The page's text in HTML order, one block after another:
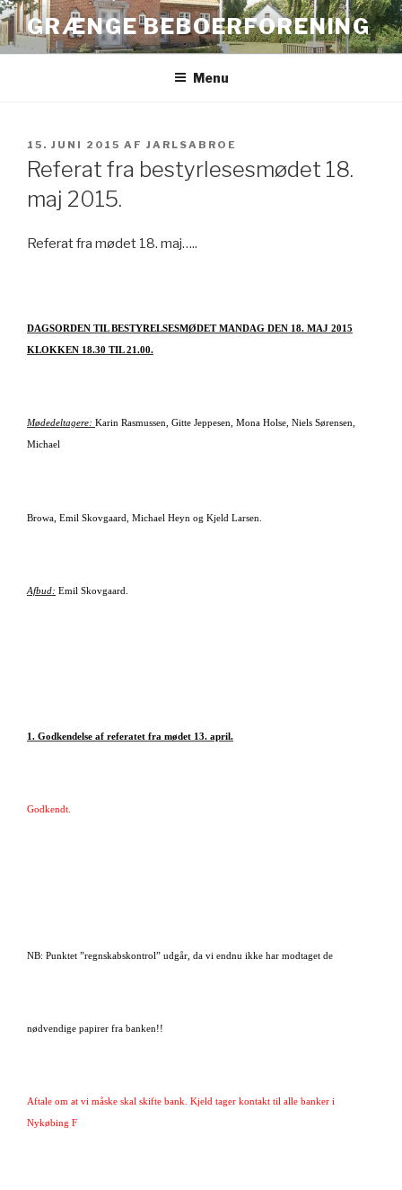
Videre
til
indhold
GRÆNGE BEBOERFORENING
Menu
UDGIVET
DEN
15. JUNI 2015 AF JARLSABROE
Referat fra bestyrlesesmødet 18.
maj 2015.
Referat fra mødet 18. maj…..
DAGSORDEN TIL BESTYRELSESMØDET MANDAG DEN 18. MAJ 2015
KLOKKEN 18.30 TIL 21.00.
Mødedeltagere: Karin Rasmussen, Gitte Jeppesen, Mona Holse, Niels Sørensen,
Michael
Browa, Emil Skovgaard, Michael Heyn og Kjeld Larsen.
Afbud: Emil Skovgaard.
1. Godkendelse af referatet fra mødet 13. april.
Godkendt.
NB: Punktet ”regnskabskontrol” udgår, da vi endnu ikke har modtaget de
nødvendige papirer fra banken!!
Aftale om at vi måske skal skifte bank. Kjeld tager kontakt til alle banker i
Nykøbing F